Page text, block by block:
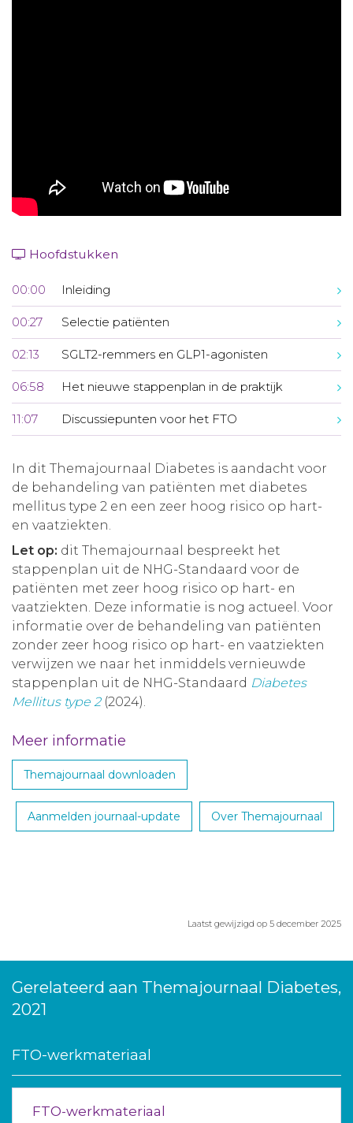
Hoofdstukken
00:00 Inleiding
00:27 Selectie patiënten
02:13 SGLT2-remmers en GLP1-agonisten
06:58 Het nieuwe stappenplan in de praktijk
11:07 Discussiepunten voor het FTO
In dit Themajournaal Diabetes is aandacht voor
de behandeling van patiënten met diabetes
mellitus type 2 en een zeer hoog risico op hart-
en vaatziekten.
Let op: dit Themajournaal bespreekt het
stappenplan uit de NHG-Standaard voor de
patiënten met zeer hoog risico op hart- en
vaatziekten. Deze informatie is nog actueel. Voor
informatie over de behandeling van patiënten
zonder zeer hoog risico op hart- en vaatziekten
verwijzen we naar het inmiddels vernieuwde
stappenplan uit de NHG-Standaard Diabetes
Mellitus type 2(2024).
Meer informatie
Themajournaal downloaden
Aanmelden journaal-update Over Themajournaal
Laatst gewijzigd op 5 december 2025
Gerelateerd aan Themajournaal Diabetes,
2021
FTO-werkmateriaal
FTO-werkmateriaal